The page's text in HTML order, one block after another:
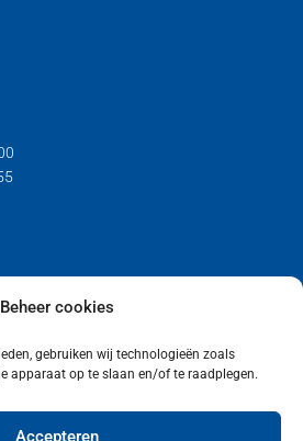
Beheer cookies
gebruiken wij technologieën zoals
apparaat op te slaan en/of te raadplegen.
Accepteren